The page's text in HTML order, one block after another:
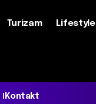
Turizam Lifestyle
Kontakt